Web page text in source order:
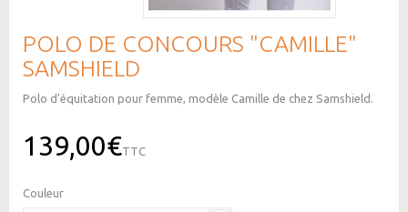
POLO DE CONCOURS "CAMILLE"
SAMSHIELD
Polo d'équitation pour femme, modèle Camille de chez Samshield.
139,00€TTC
Couleur